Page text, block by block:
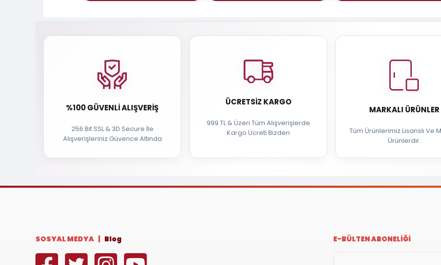
%100 GÜVENLI ALIŞVERIŞ
256 Bit SSL & 3D Secure İle
Alışverişleriniz Güvence Altında
ÜCRETSIZ KARGO
999 TL & Üzeri Tüm Alışverişlerde
Kargo Ücreti Bizden
MARKALI ÜRÜNLER
Tüm Ürünlerimiz Lisanslı Ve
Ürünlerdir.
SOSYAL MEDYA | Blog E-BÜLTEN ABONELİĞİ